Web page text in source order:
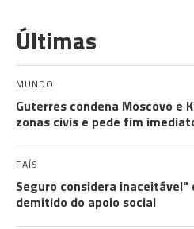
Últimas
MUNDO
Guterres condena Moscovo e
zonas civis e pede fim
PAÍS
Seguro considera inaceitável"
demitido do apoio social